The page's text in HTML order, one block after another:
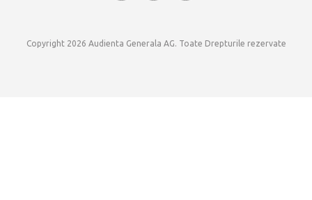
Copyright 2026 Audienta Generala AG. Toate Drepturile rezervate